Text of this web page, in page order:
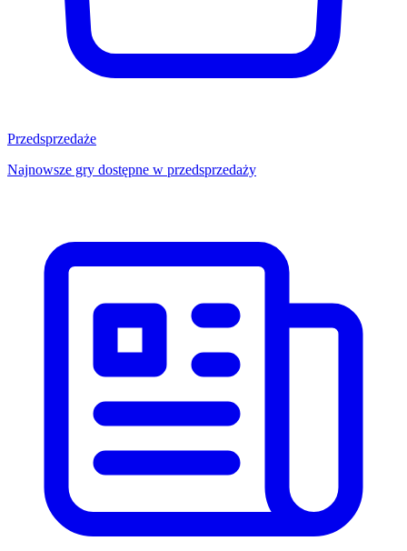
Przedsprzedaże
Najnowsze gry dostępne w przedsprzedaży